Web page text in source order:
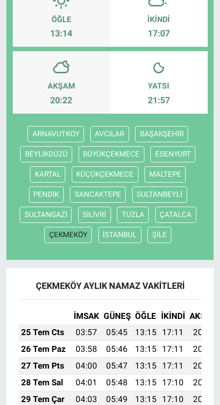
ÖĞLE
13:14
İKINDI
17:07
AKŞAM
20:22
YATSI
21:57
ARNAVUTKOY AVCILAR BAŞAKŞEHİR
BEYLİKDÜZÜ BÜYÜKÇEKMECE ESENYURT
KARTAL KÜÇÜKÇEKMECE MALTEPE
PENDİK SANCAKTEPE SULTANBEYLİ
SULTANGAZİ SİLİVRİ TUZLA ÇATALCA
ÇEKMEKÖY İSTANBUL ŞİLE
ÇEKMEKÖY AYLIK NAMAZ VAKITLERI
İMSAK GÜNEŞ ÖĞLE İKINDI AKŞAM
25 Tem Cts
03:57 05:45 13:15 17:11
20:34
26 Tem Paz
03:58 05:46 13:15 17:11
20:34
27 Tem Pts
04:00 05:47 13:15 17:11
20:33
28 Tem Sal
04:01 05:48 13:15 17:10
20:32
29 Tem Çar
04:03 05:49 13:15 17:10
20:31